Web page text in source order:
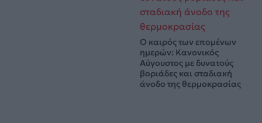
Ο καιρός των επομένων
ημερών: Κανονικός
Αύγουστος με δυνατούς
βοριάδες και σταδιακή
άνοδο της θερμοκρασίας